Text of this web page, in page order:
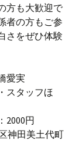
方も大歓迎で
者の方もご参
さをぜひ体験
愛実
スタッフほ
2000円
神田美土代町